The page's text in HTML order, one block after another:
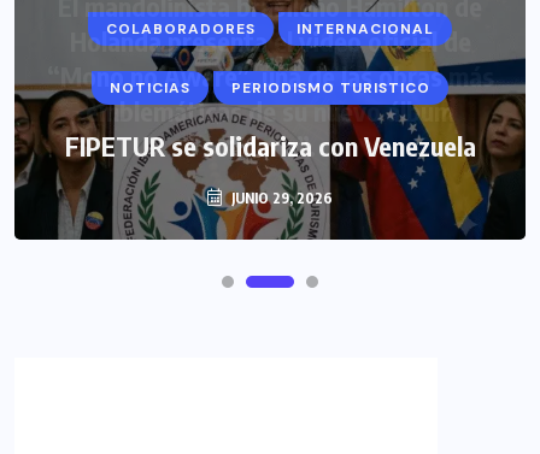
COLABORADORES INTERNACIONAL
NOTICIAS PERIODISMO TURISTICO
FIPETUR se solidariza con Venezuela
JUNIO 29, 2026